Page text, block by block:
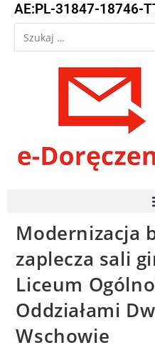
AE:PL-31847-18746-
Modernizacja
zaplecza sali
Liceum
Oddziałami
Wschowie